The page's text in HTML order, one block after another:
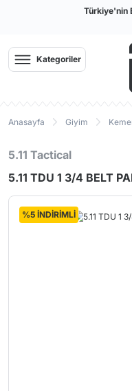
Türkiye'nin
Kategoriler
Anasayfa Giyim
5.11 Tactical
5.11 TDU 1 3/4 BELT
%5 İNDİRİMLİ